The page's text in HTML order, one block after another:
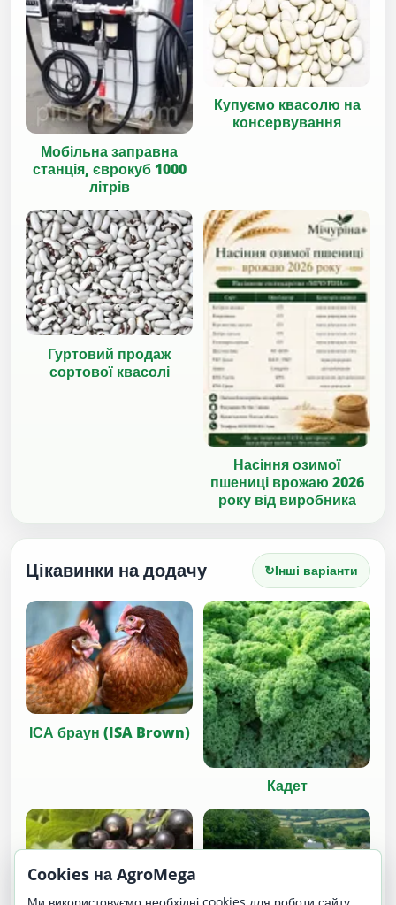
Мобільна заправна
станція, єврокуб 1000
літрів
Купуємо квасолю на
консервування
Гуртовий продаж
сортової квасолі
Насіння озимої
пшениці врожаю 2026
року від виробника
Цікавинки на додачу ↻Інші варіанти
ІСА браун (ISA Brown)
Кадет
Cookies на AgroMega